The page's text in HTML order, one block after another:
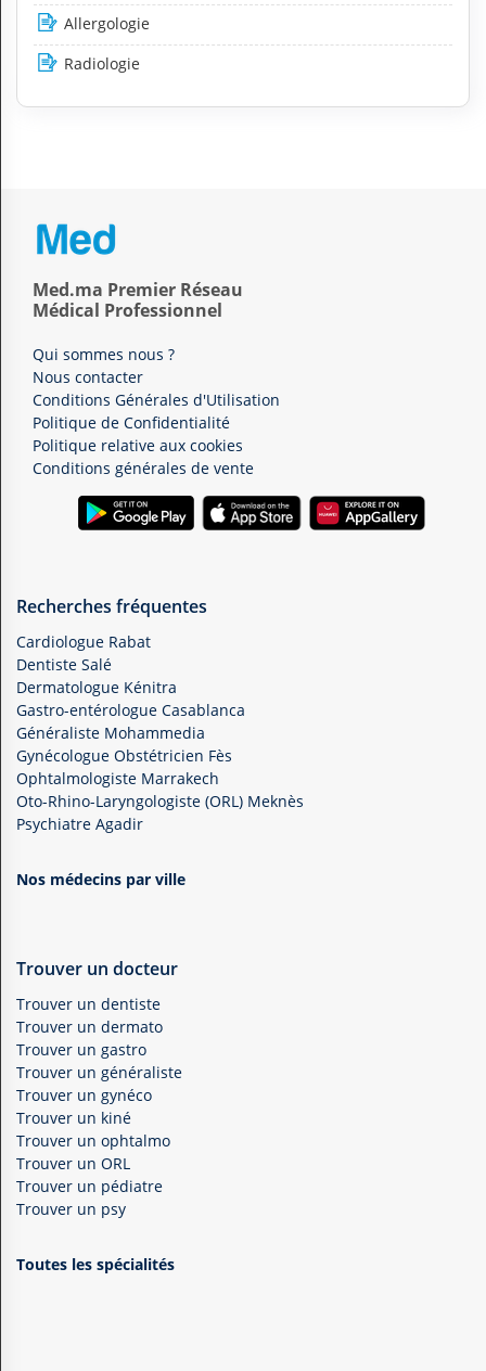
Allergologie
Radiologie
Med.ma Premier Réseau
Médical Professionnel
Qui sommes nous ?
Nous contacter
Conditions Générales d'Utilisation
Politique de Confidentialité
Politique relative aux cookies
Conditions générales de vente
Recherches fréquentes
Cardiologue Rabat
Dentiste Salé
Dermatologue Kénitra
Gastro-entérologue Casablanca
Généraliste Mohammedia
Gynécologue Obstétricien Fès
Ophtalmologiste Marrakech
Oto-Rhino-Laryngologiste (ORL) Meknès
Psychiatre Agadir
Nos médecins par ville
Trouver un docteur
Trouver un dentiste
Trouver un dermato
Trouver un gastro
Trouver un généraliste
Trouver un gynéco
Trouver un kiné
Trouver un ophtalmo
Trouver un ORL
Trouver un pédiatre
Trouver un psy
Toutes les spécialités